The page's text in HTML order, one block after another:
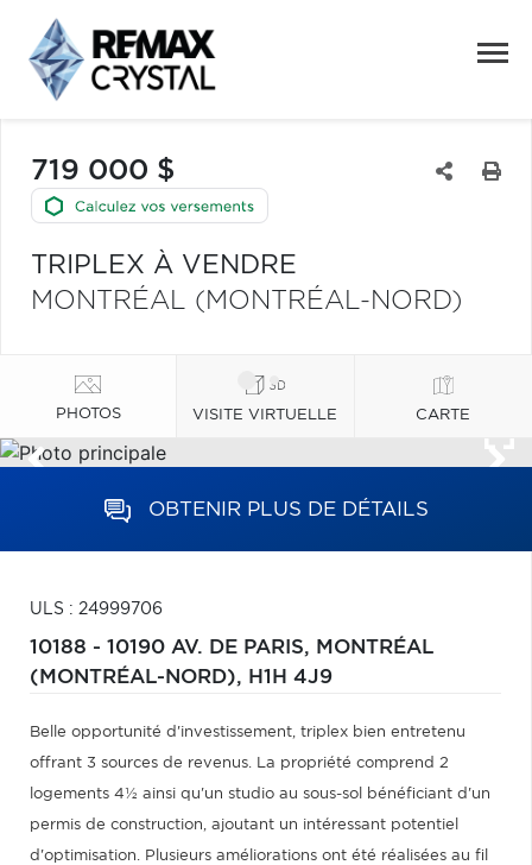
719 000 $
TRIPLEX À VENDRE
MONTRÉAL (MONTRÉAL-NORD)
PHOTOS VISITE VIRTUELLE CARTE
OBTENIR PLUS DE DÉTAILS
ULS : 24999706
10188 - 10190 AV. DE PARIS, MONTRÉAL
(MONTRÉAL-NORD), H1H 4J9
Belle opportunité d'investissement, triplex bien entretenu
offrant 3 sources de revenus. La propriété comprend 2
logements 4½ ainsi qu'un studio au sous-sol bénéficiant d'un
permis de construction, ajoutant un intéressant potentiel
d'optimisation. Plusieurs améliorations ont été réalisées au fil